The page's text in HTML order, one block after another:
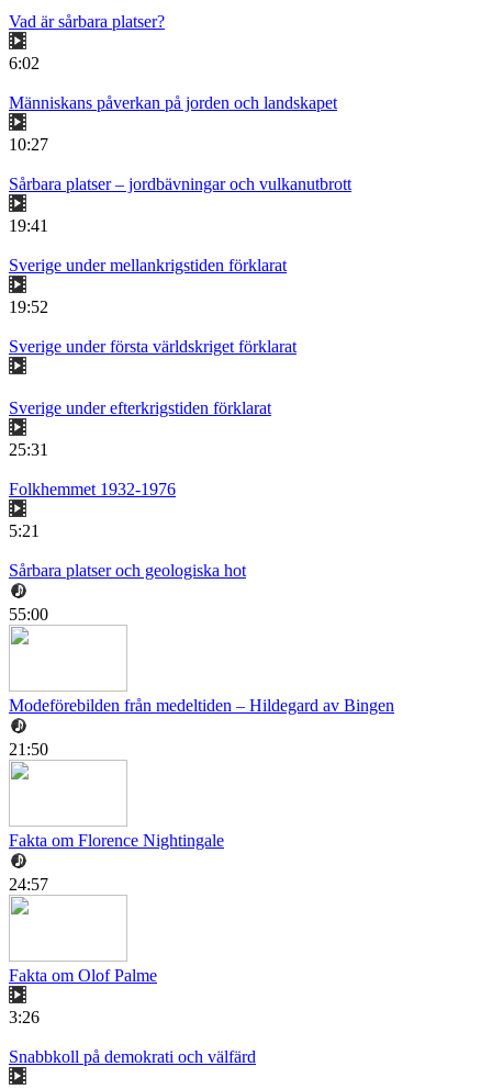
Vad är sårbara platser?
6:02
Människans påverkan på jorden och landskapet
10:27
Sårbara platser – jordbävningar och vulkanutbrott
19:41
Sverige under mellankrigstiden förklarat
19:52
Sverige under första världskriget förklarat
Sverige under efterkrigstiden förklarat
25:31
Folkhemmet 1932-1976
5:21
Sårbara platser och geologiska hot
55:00
Modeförebilden från medeltiden – Hildegard av Bingen
21:50
Fakta om Florence Nightingale
24:57
Fakta om Olof Palme
3:26
Snabbkoll på demokrati och välfärd